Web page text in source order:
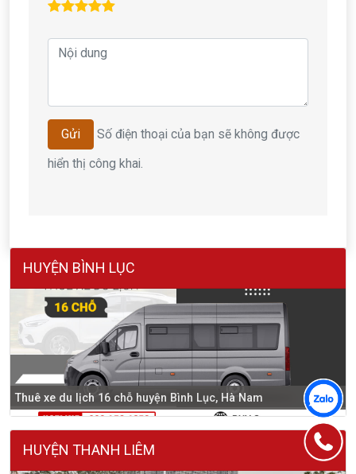
Gửi
Số điện thoại của bạn sẽ không được
hiển thị công khai.
HUYỆN BÌNH LỤC
Thuê xe du lịch 16 chỗ huyện Bình Lục, Hà Nam
HUYỆN THANH LIÊM